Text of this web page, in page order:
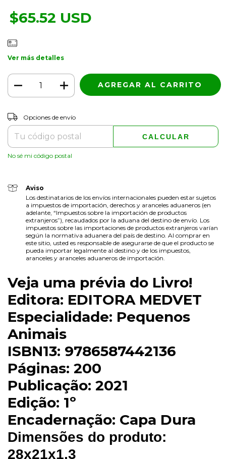
$65.52 USD
Ver más detalles
Entregas para el CP:
Opciones de envío
CALCULAR
No sé mi código postal
Aviso
Los destinatarios de los envíos internacionales pueden estar sujetos
a impuestos de importación, derechos y aranceles aduaneros (en
adelante, “Impuestos sobre la importación de productos
extranjeros”), recaudados por la aduana del destino de envío. Los
impuestos sobre las importaciones de productos extranjeros varían
según la normativa aduanera del país de destino. Al comprar en
este sitio, usted es responsable de asegurarse de que el producto se
pueda importar legalmente al destino y de los impuestos,
aranceles y aranceles aduaneros de importación.
Veja uma prévia do Livro!
Editora: EDITORA MEDVET
Especialidade: Pequenos
Animais
ISBN13: 9786587442136
Páginas: 200
Publicação: 2021
Edição: 1º
Encadernação: Capa Dura
Dimensões do produto:
28x21x1,3